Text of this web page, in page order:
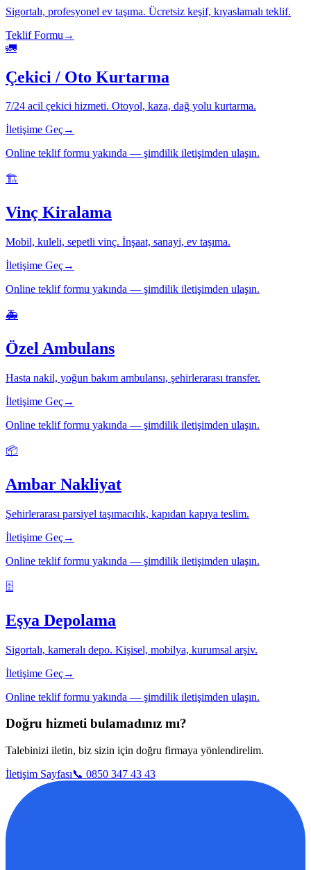
Sigortalı, profesyonel ev taşıma. Ücretsiz keşif, kıyaslamalı teklif.
Teklif Formu →
🚛
Çekici / Oto Kurtarma
7/24 acil çekici hizmeti. Otoyol, kaza, dağ yolu kurtarma.
İletişime Geç→
Online teklif formu yakında — şimdilik iletişimden ulaşın.
🏗️
Vinç Kiralama
Mobil, kuleli, sepetli vinç. İnşaat, sanayi, ev taşıma.
İletişime Geç→
Online teklif formu yakında — şimdilik iletişimden ulaşın.
🚑
Özel Ambulans
Hasta nakil, yoğun bakım ambulansı, şehirlerarası transfer.
İletişime Geç→
Online teklif formu yakında — şimdilik iletişimden ulaşın.
📦
Ambar Nakliyat
Şehirlerarası parsiyel taşımacılık, kapıdan kapıya teslim.
İletişime Geç→
Online teklif formu yakında — şimdilik iletişimden ulaşın.
🗄️
Eşya Depolama
Sigortalı, kameralı depo. Kişisel, mobilya, kurumsal arşiv.
İletişime Geç→
Online teklif formu yakında — şimdilik iletişimden ulaşın.
Doğru hizmeti bulamadınız mı?
Talebinizi iletin, biz sizin için doğru firmaya yönlendirelim.
İletişim Sayfası📞 0850 347 43 43